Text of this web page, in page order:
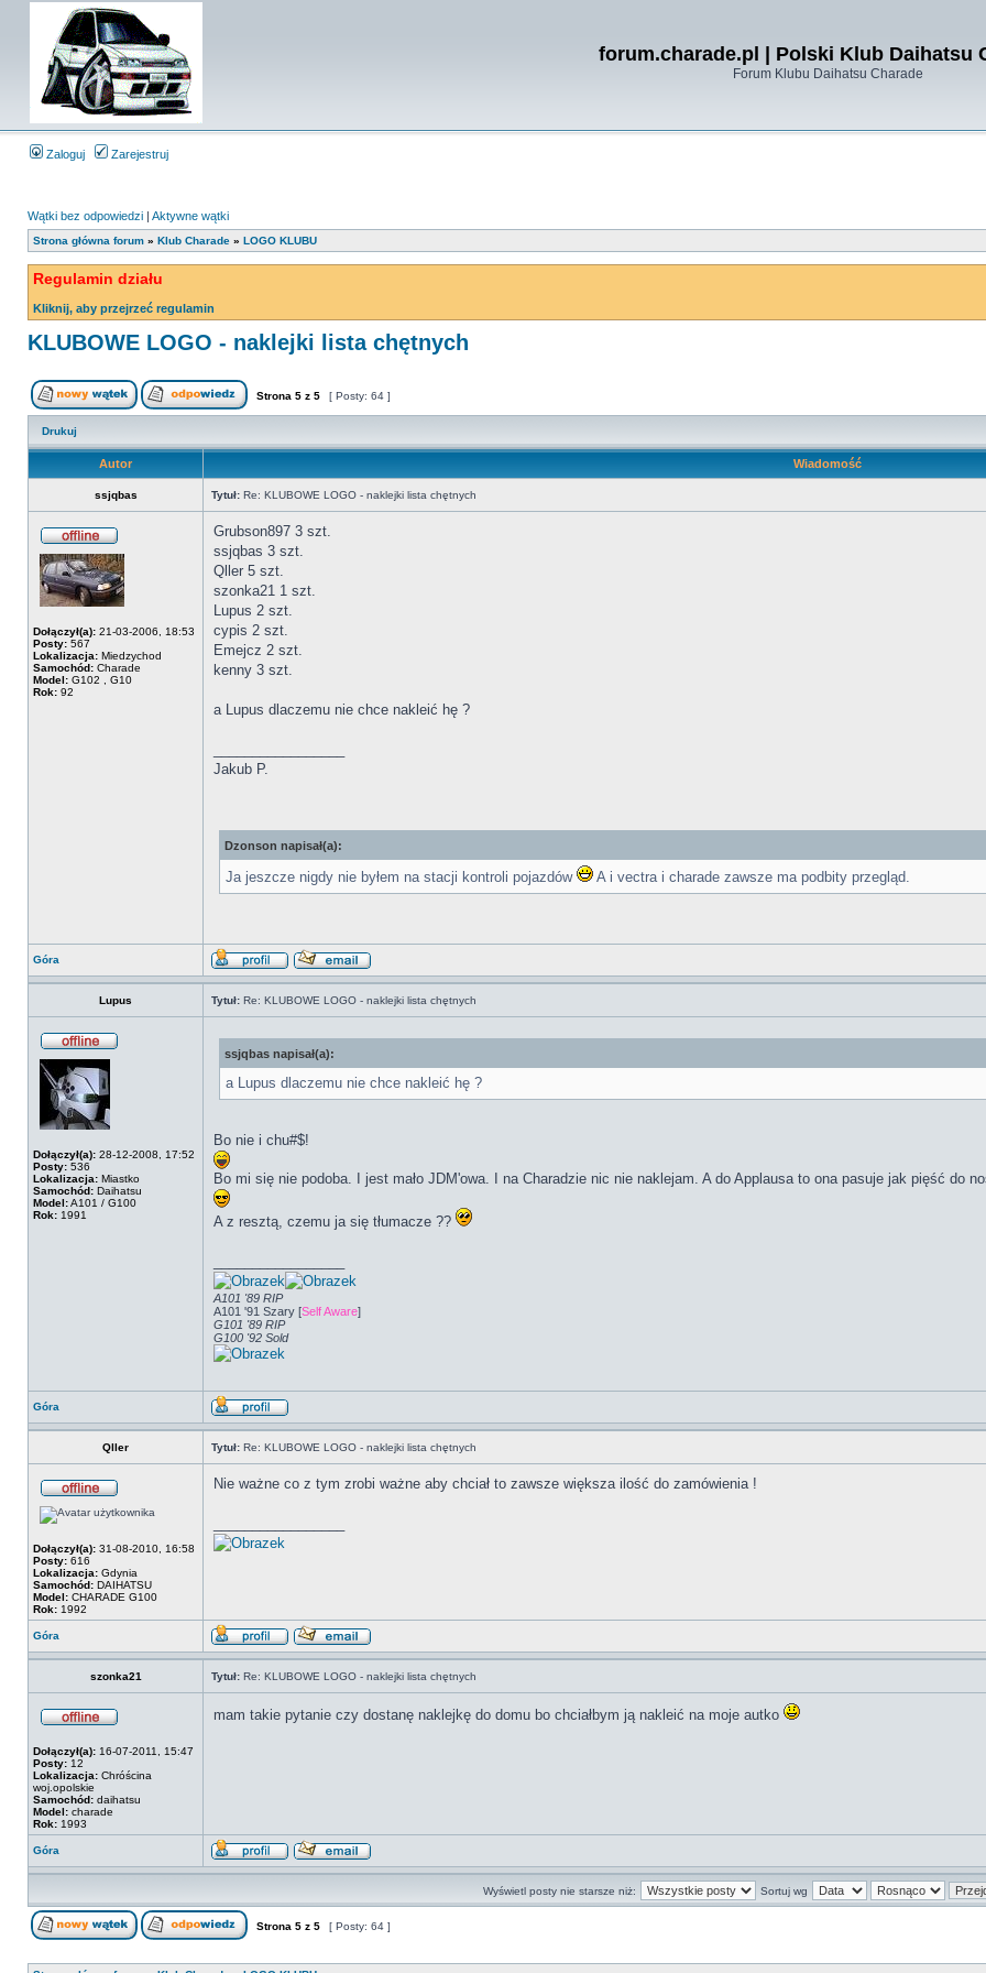
forum.charade.pl | Polski Klub Daihatsu
Forum Klubu Daihatsu Charade
Zaloguj Zarejestruj
Wątki bez odpowiedzi | Aktywne wątki
Strona główna forum » Klub Charade » LOGO KLUBU
Regulamin działu
Kliknij, aby przejrzeć regulamin
KLUBOWE LOGO - naklejki lista chętnych
Strona 5 z 5 [ Posty: 64 ]
Drukuj
Autor Wiadomość
ssjqbas Tytuł: Re: KLUBOWE LOGO - naklejki lista chętnych
Dołączył(a): 21-03-2006, 18:53
Posty: 567
Lokalizacja: Miedzychod
Samochód: Charade
Model: G102 , G10
Rok: 92
Grubson897 3 szt.
ssjqbas 3 szt.
Qller 5 szt.
szonka21 1 szt.
Lupus 2 szt.
cypis 2 szt.
Emejcz 2 szt.
kenny 3 szt.
a Lupus dlaczemu nie chce nakleić hę ?
Jakub P.
Dzonson napisał(a):
Ja jeszcze nigdy nie byłem na stacji kontroli pojazdów A i vectra i charade zawsze ma podbity przegląd.
Góra
Lupus Tytuł: Re: KLUBOWE LOGO - naklejki lista chętnych
Dołączył(a): 28-12-2008, 17:52
Posty: 536
Lokalizacja: Miastko
Samochód: Daihatsu
Model:A101 / G100
Rok: 1991
ssjqbas napisał(a):
a Lupus dlaczemu nie chce nakleić hę ?
Bo nie i chu#$!
Bo mi się nie podoba. I jest mało JDM'owa. I na Charadzie nic nie naklejam. A do Applausa to ona pasuje jak pięść do
A z resztą, czemu ja się tłumacze ??
A101 '89 RIP
A101 '91 Szary [Self Aware]
G101 '89 RIP
G100 '92 Sold
Góra
Qller Tytuł: Re: KLUBOWE LOGO - naklejki lista chętnych
Dołączył(a): 31-08-2010, 16:58
Posty: 616
Lokalizacja: Gdynia
Samochód: DAIHATSU
Model: CHARADE G100
Rok: 1992
Nie ważne co z tym zrobi ważne aby chciał to zawsze większa ilość do zamówienia !
Góra
szonka21 Tytuł: Re: KLUBOWE LOGO - naklejki lista chętnych
Dołączył(a): 16-07-2011, 15:47
Posty: 12
Lokalizacja: Chróścina
woj.opolskie
Samochód: daihatsu
Model: charade
Rok: 1993
mam takie pytanie czy dostanę naklejkę do domu bo chciałbym ją nakleić na moje autko
Góra
Wyświetl posty nie starsze niż: Sortuj wg
Strona 5 z 5 [ Posty: 64 ]